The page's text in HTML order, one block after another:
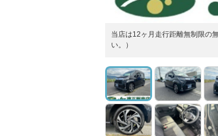
当店は12ヶ月走行距離無制限の
い。）